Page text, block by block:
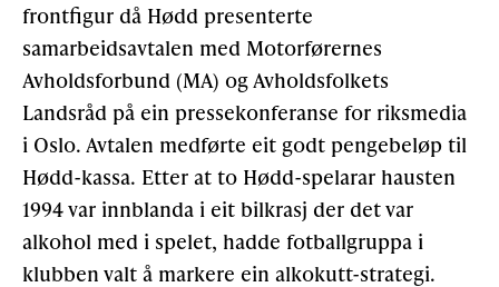
frontfigur då Hødd presenterte
samarbeidsavtalen med Motorførernes
Avholdsforbund (MA) og Avholdsfolkets
Landsråd på ein pressekonferanse for riksmedia
i Oslo. Avtalen medførte eit godt pengebeløp til
Hødd-kassa. Etter at to Hødd-spelarar hausten
1994 var innblanda i eit bilkrasj der det var
alkohol med i spelet, hadde fotballgruppa i
klubben valt å markere ein alkokutt-strategi.